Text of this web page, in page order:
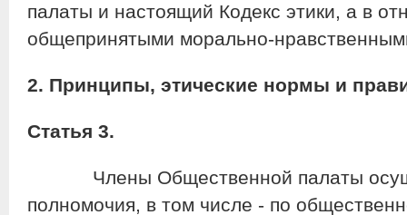
палаты и настоящий Кодекс этики, а в
общепринятыми морально-
2. Принципы, этические нормы и
Статья 3.
Члены Общественной палаты
полномочия, в том числе - по